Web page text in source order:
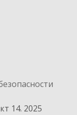
14. 2025